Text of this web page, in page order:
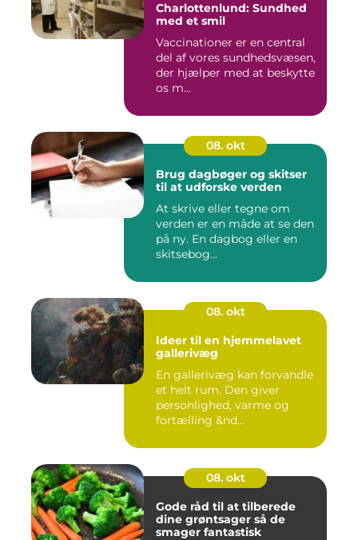
Charlottenlund: Sundhed
med et smil
Vaccinationer er en central
del af vores sundhedsvæsen,
der hjælper med at beskytte
os m...
08. okt
Brug dagbøger og skitser
til at udforske verden
At skrive eller tegne om
verden er en måde at se den
på ny. En dagbog eller en
skitsebog...
08. okt
Ideer til en hjemmelavet
gallerivæg
En gallerivæg kan forvandle
et helt rum. Den giver
personlighed, varme og
fortælling &nd...
08. okt
Gode råd til at tilberede
dine grøntsager så de
smager fantastisk